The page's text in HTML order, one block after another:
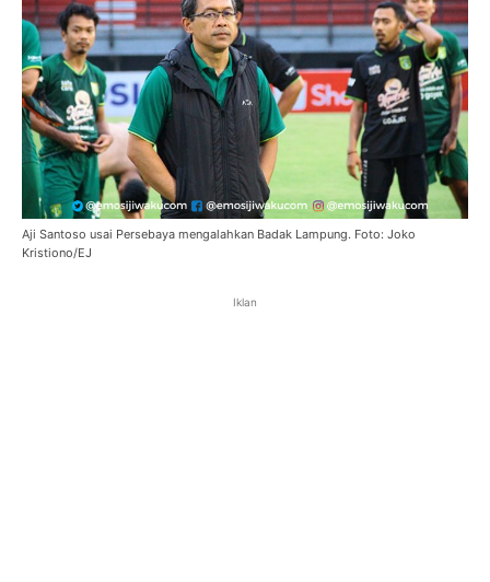
Aji Santoso usai Persebaya mengalahkan Badak Lampung. Foto: Joko
Kristiono/EJ
Iklan